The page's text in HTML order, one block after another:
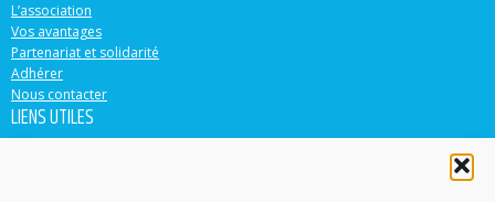
L’association
Vos avantages
Partenariat et solidarité
Adhérer
Nous contacter
LIENS UTILES